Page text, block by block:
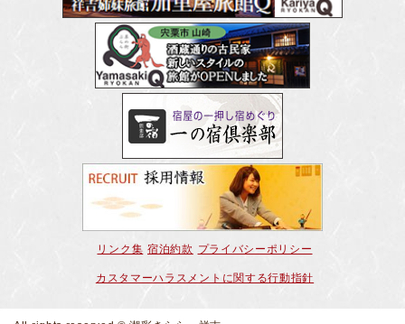
リンク集 宿泊約款 プライバシーポリシー
カスタマーハラスメントに関する行動指針